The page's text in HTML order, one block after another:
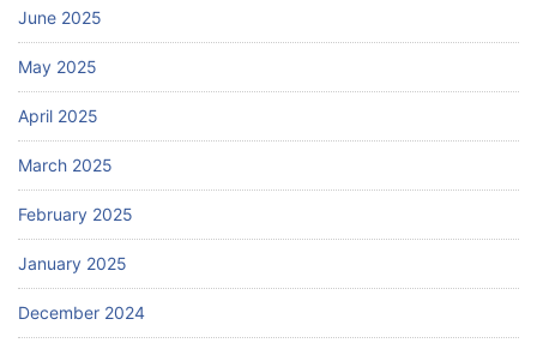
June 2025
May 2025
April 2025
March 2025
February 2025
January 2025
December 2024